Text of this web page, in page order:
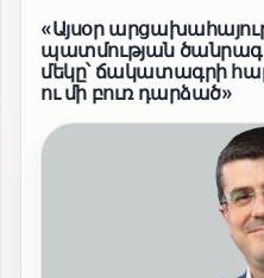
«Այսօր
պատմության
մեկը՝ ճակատագրի
ու մի բուռ դարձած»